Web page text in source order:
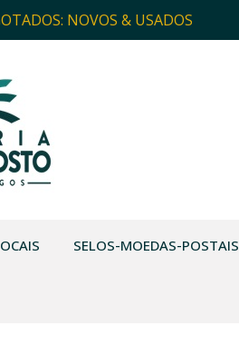
NOVOS & USADOS
SELOS-MOEDAS-POSTAIS